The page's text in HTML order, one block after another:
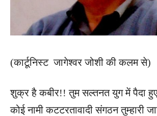
(कार्टूनिस्ट जागेश्वर जोशी की कलम से)
शुक्र है कबीर!! तुम सल्तनत युग में पैदा
कोई नामी कटटरतावादी संगठन तुम्हारी